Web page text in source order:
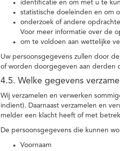
identificatie en om met u te
statistische doeleinden en om
onderzoek of andere
Voor meer informatie over de
om te voldoen aan wettelijke
Uw persoonsgegevens zullen door
of worden doorgegeven aan derden
4.5. Welke gegevens
Wij verzamelen en verwerken
indient). Daarnaast verzamelen en
melder een klacht heeft of met
De persoonsgegevens die kunnen
Voornaam